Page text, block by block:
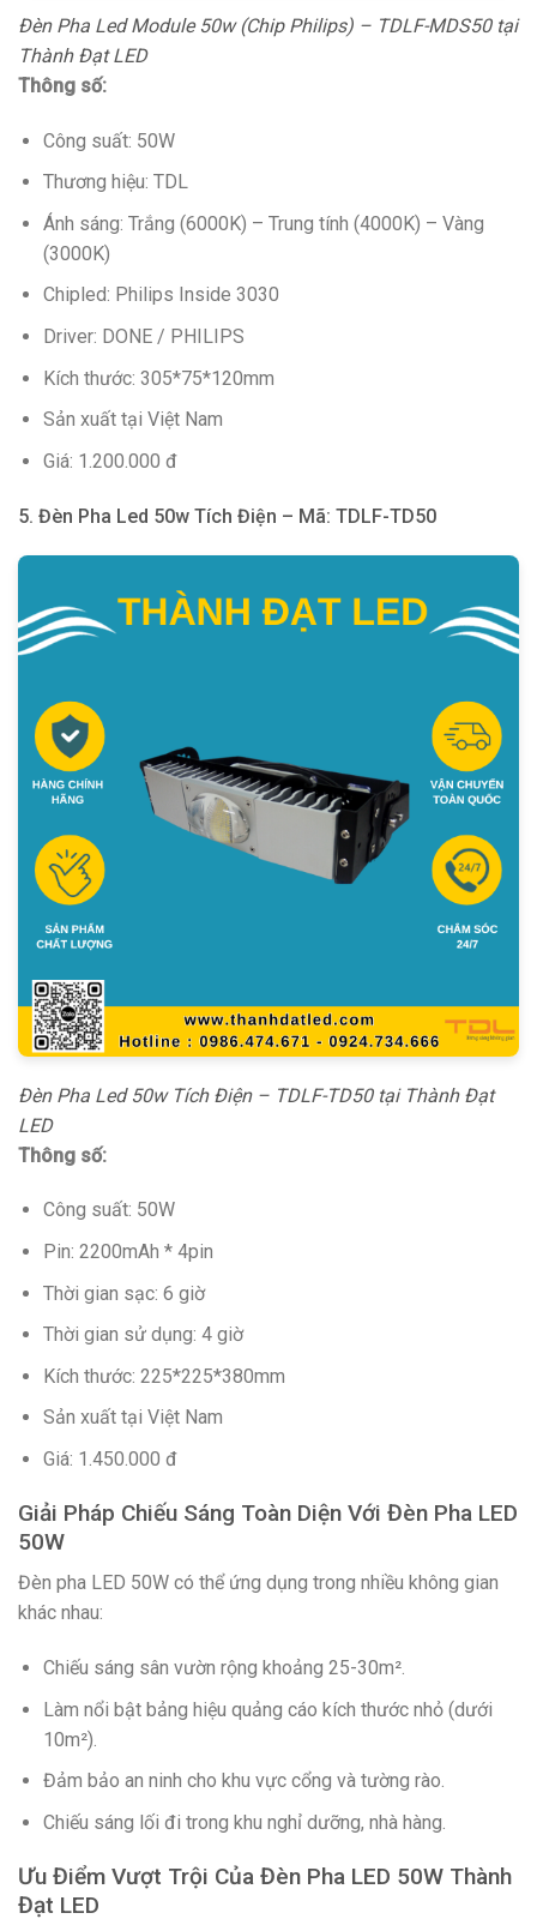
Đèn Pha Led Module 50w (Chip Philips) – TDLF-MDS50 tại
Thành Đạt LED
Thông số:
Công suất: 50W
Thương hiệu: TDL
Ánh sáng: Trắng (6000K) – Trung tính (4000K) – Vàng
(3000K)
Chipled: Philips Inside 3030
Driver: DONE / PHILIPS
Kích thước: 305*75*120mm
Sản xuất tại Việt Nam
Giá: 1.200.000 đ
5. Đèn Pha Led 50w Tích Điện – Mã: TDLF-TD50
Đèn Pha Led 50w Tích Điện – TDLF-TD50 tại Thành Đạt
LED
Thông số:
Công suất: 50W
Pin: 2200mAh * 4pin
Thời gian sạc: 6 giờ
Thời gian sử dụng: 4 giờ
Kích thước: 225*225*380mm
Sản xuất tại Việt Nam
Giá: 1.450.000 đ
Giải Pháp Chiếu Sáng Toàn Diện Với Đèn Pha LED
50W
Đèn pha LED 50W có thể ứng dụng trong nhiều không gian
khác nhau:
Chiếu sáng sân vườn rộng khoảng 25-30m².
Làm nổi bật bảng hiệu quảng cáo kích thước nhỏ (dưới
10m²).
Đảm bảo an ninh cho khu vực cổng và tường rào.
Chiếu sáng lối đi trong khu nghỉ dưỡng, nhà hàng.
Ưu Điểm Vượt Trội Của Đèn Pha LED 50W Thành
Đạt LED